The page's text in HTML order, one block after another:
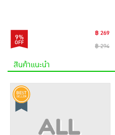
9%
฿ 269
฿ 294
สินค้าแนะนำ